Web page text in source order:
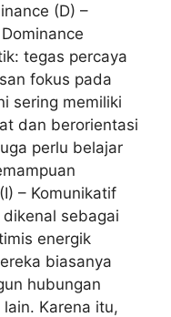
(D) –
tegas percaya
fokus pada
sering memiliki
dan berorientasi
perlu belajar
– Komunikatif
sebagai
energik
biasanya
hubungan
Karena itu,